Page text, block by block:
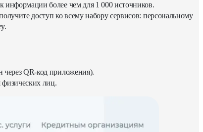
более чем для 1 000 источников.
доступ ко всему набору сервисов: персональному
через QR-код приложения).
физических лиц.